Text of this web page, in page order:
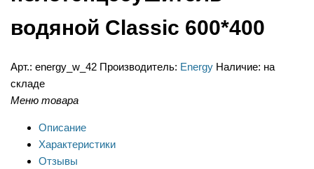
водяной Classic 600*400
Арт.: energy_w_42 Производитель: Energy Наличие: на
складе
Меню товара
Описание
Характеристики
Отзывы